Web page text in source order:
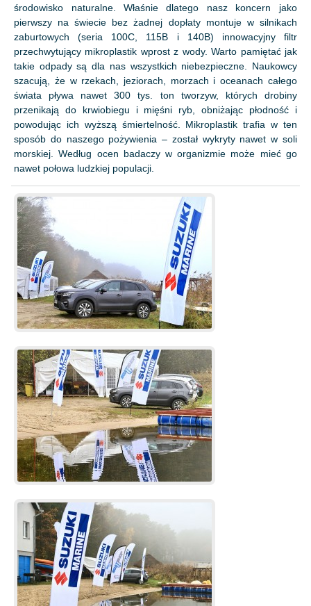
środowisko naturalne. Właśnie dlatego nasz koncern jako
pierwszy na świecie bez żadnej dopłaty montuje w silnikach
zaburtowych (seria 100C, 115B i 140B) innowacyjny filtr
przechwytujący mikroplastik wprost z wody. Warto pamiętać jak
takie odpady są dla nas wszystkich niebezpieczne. Naukowcy
szacują, że w rzekach, jeziorach, morzach i oceanach całego
świata pływa nawet 300 tys. ton tworzyw, których drobiny
przenikają do krwiobiegu i mięśni ryb, obniżając płodność i
powodując ich wyższą śmiertelność. Mikroplastik trafia w ten
sposób do naszego pożywienia – został wykryty nawet w soli
morskiej. Według ocen badaczy w organizmie może mieć go
nawet połowa ludzkiej populacji.